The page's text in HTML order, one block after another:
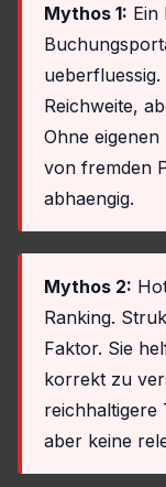
Mythos 1: Ein
Reichweite,
Ohne
von fremden
abhaengig.
Mythos 2:
Ranking.
Faktor. Sie
korrekt zu
reichhaltigere
aber keine